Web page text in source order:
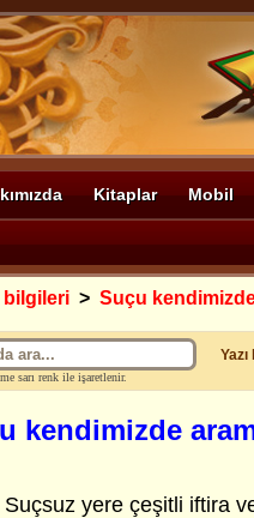
Kitaplar Mobil
> Suçu
sarı renk ile işaretlenir.
kendimizde
Suçsuz yere çeşitli iftira